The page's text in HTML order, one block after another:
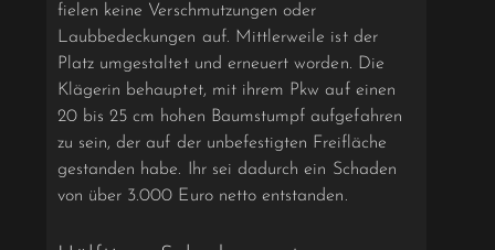
fielen keine Verschmutzungen oder
Laubbedeckungen auf. Mittlerweile ist der
Platz umgestaltet und erneuert worden. Die
Klägerin behauptet, mit ihrem Pkw auf einen
20 bis 25 cm hohen Baumstumpf aufgefahren
zu sein, der auf der unbefestigten Freifläche
gestanden habe. Ihr sei dadurch ein Schaden
von über 3.000 Euro netto entstanden.